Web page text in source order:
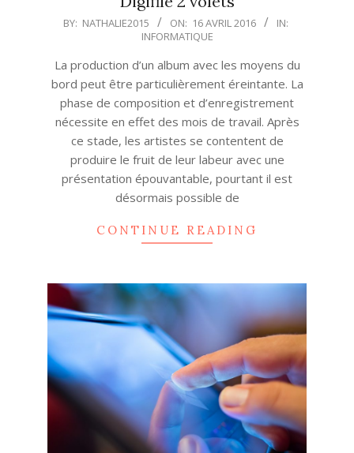
2016-
16
BY: NATHALIE2015 ON: 16 AVRIL 2016
IN:
INFORMATIQUE
La production d’un album avec les moyens du
bord peut être particulièrement éreintante. La
phase de composition et d’enregistrement
nécessite en effet des mois de travail. Après
ce stade, les artistes se contentent de
produire le fruit de leur labeur avec une
présentation épouvantable, pourtant il est
désormais possible de
CONTINUE READING